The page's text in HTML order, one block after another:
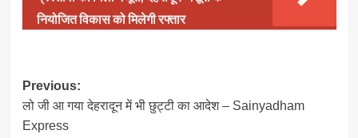
नियोजित विकास को मिलेगी रफ्तार
Post
navigation
Previous:
लो जी आ गया देहरादून में भी छुट्टी का आदेश – Sainyadham
Express